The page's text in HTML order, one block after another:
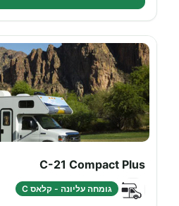
C-21 Compact Plus
גומחה עליונה - קלאס C